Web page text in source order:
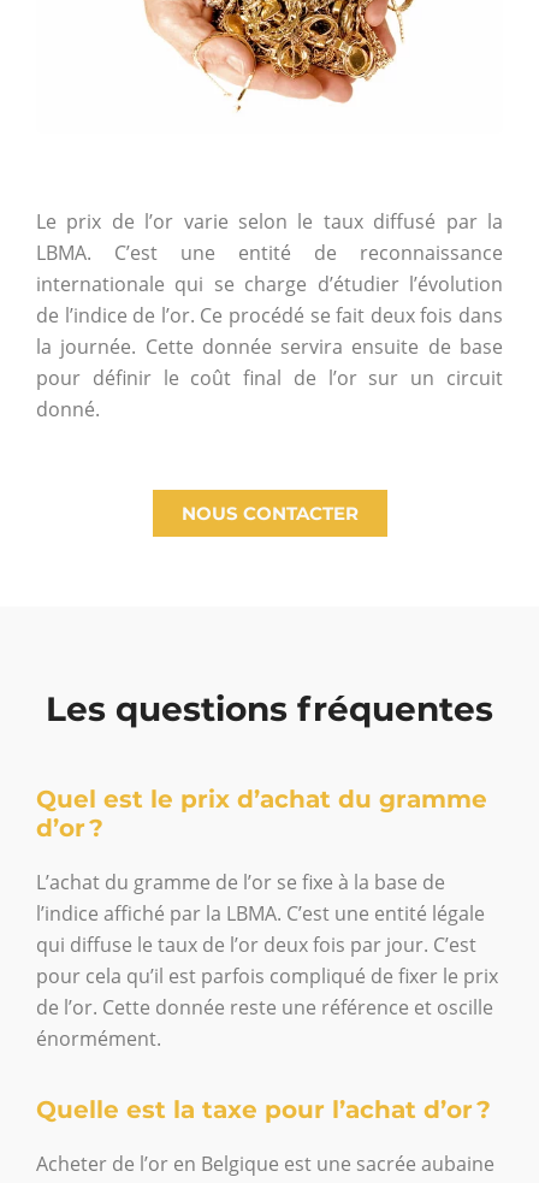
Le prix de l’or varie selon le taux diffusé par la
LBMA. C’est une entité de reconnaissance
internationale qui se charge d’étudier l’évolution
de l’indice de l’or. Ce procédé se fait deux fois dans
la journée. Cette donnée servira ensuite de base
pour définir le coût final de l’or sur un circuit
donné.
NOUS CONTACTER
Les questions fréquentes
Quel est le prix d’achat du gramme
d’or ?
L’achat du gramme de l’or se fixe à la base de
l’indice affiché par la LBMA. C’est une entité légale
qui diffuse le taux de l’or deux fois par jour. C’est
pour cela qu’il est parfois compliqué de fixer le prix
de l’or. Cette donnée reste une référence et oscille
énormément.
Quelle est la taxe pour l’achat d’or ?
Acheter de l’or en Belgique est une sacrée aubaine